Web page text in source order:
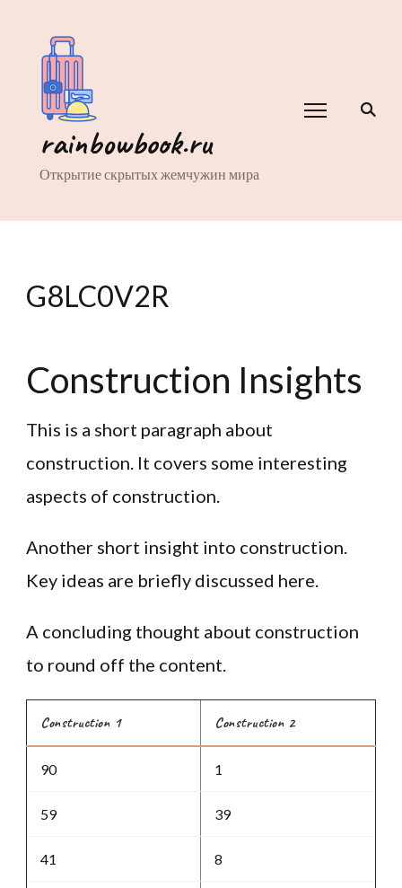
rainbowbook.ru
Открытие скрытых жемчужин мира
G8LC0V2R
Construction Insights
This is a short paragraph about
construction. It covers some interesting
aspects of construction.
Another short insight into construction.
Key ideas are briefly discussed here.
A concluding thought about construction
to round off the content.
Construction 1 Construction 2
90 1
59 39
41 8